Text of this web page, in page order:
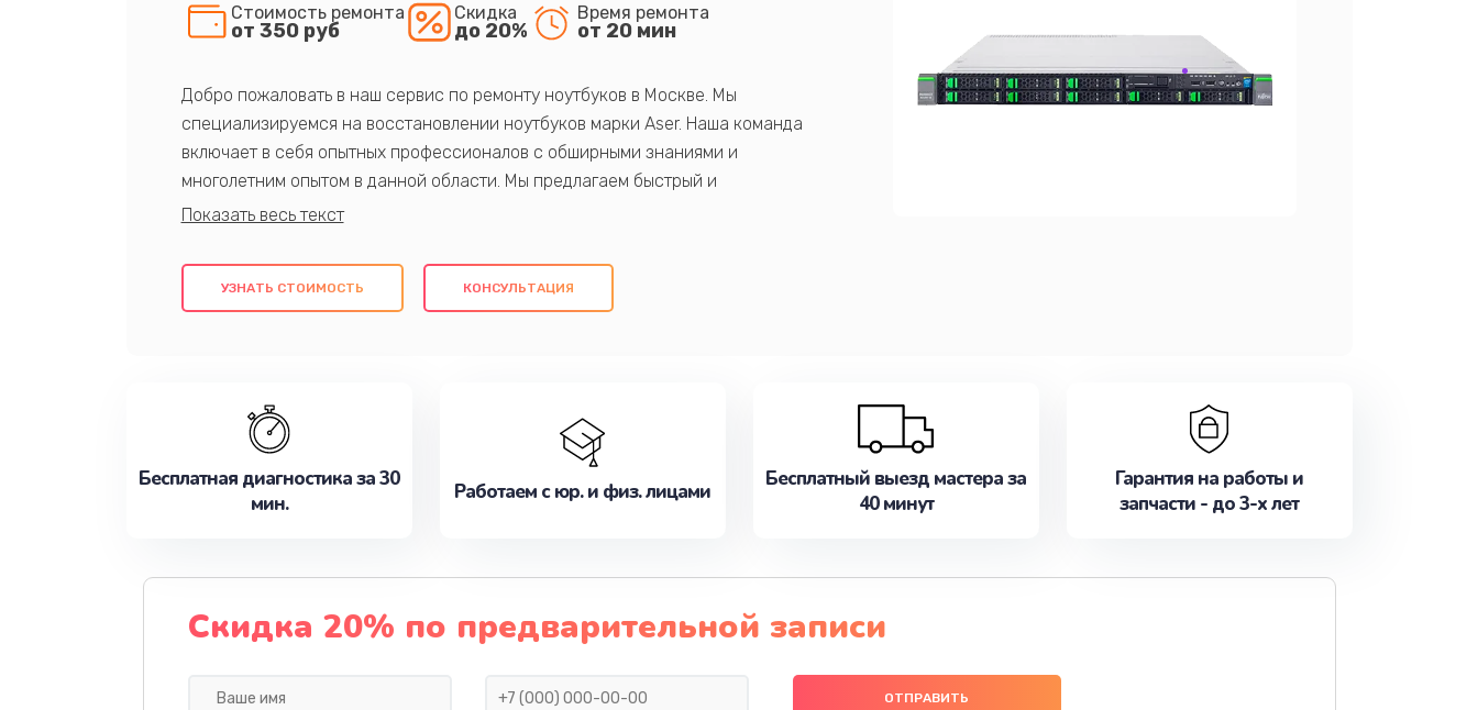
Стоимость ремонта
от 350 руб
Скидка
до 20%
Время ремонта
от 20 мин
Добро пожаловать в наш сервис по ремонту ноутбуков в Москве. Мы
специализируемся на восстановлении ноутбуков марки Aser. Наша команда
включает в себя опытных профессионалов с обширными знаниями и
многолетним опытом в данной области. Мы предлагаем быстрый и
качественный ремонт с использованием оригинальных компонентов, а также
клиентам надежное и профессиональное обслуживание, удовлетворяя их
потребности наилучшим образом. Не медлите записаться на ремонт уже
УЗНАТЬ СТОИМОСТЬ КОНСУЛЬТАЦИЯ
Бесплатная диагностика за 30
мин.
Работаем с юр. и физ. лицами
Бесплатный выезд мастера за
40 минут
Гарантия на работы и
запчасти - до 3-х лет
Скидка 20% по предварительной записи